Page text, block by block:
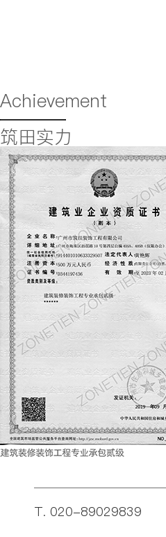
Achievement
筑田实力
T. 020-89029839